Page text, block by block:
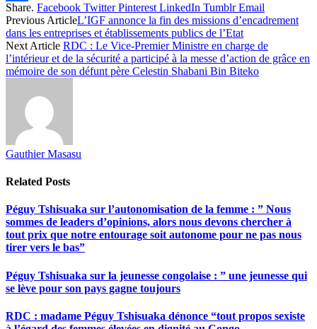
Share
Share. Facebook Twitter Pinterest LinkedIn Tumblr Email
Previous ArticleL’IGF annonce la fin des missions d’encadrement
dans les entreprises et établissements publics de l’Etat
Next Article RDC : Le Vice-Premier Ministre en charge de
l’intérieur et de la sécurité a participé à la messe d’action de grâce en
mémoire de son défunt père Celestin Shabani Bin Biteko
Gauthier Masasu
Related Posts
Péguy Tshisuaka sur l’autonomisation de la femme : ” Nous
sommes de leaders d’opinions, alors nous devons chercher à
tout prix que notre entourage soit autonome pour ne pas nous
tirer vers le bas”
Péguy Tshisuaka sur la jeunesse congolaise : ” une jeunesse qui
se lève pour son pays gagne toujours
RDC : madame Péguy Tshisuaka dénonce “tout propos sexiste